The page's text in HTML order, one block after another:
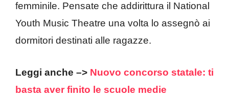
femminile. Pensate che addirittura il National
Youth Music Theatre una volta lo assegnò ai
dormitori destinati alle ragazze.
Leggi anche –> Nuovo concorso statale: ti
basta aver finito le scuole medie